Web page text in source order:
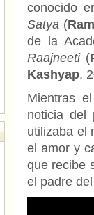
conocido
Satya (
de la
Raajneeti (
Kashyap,
Mientras
noticia del
utilizaba el
el amor y
que recibe
el padre